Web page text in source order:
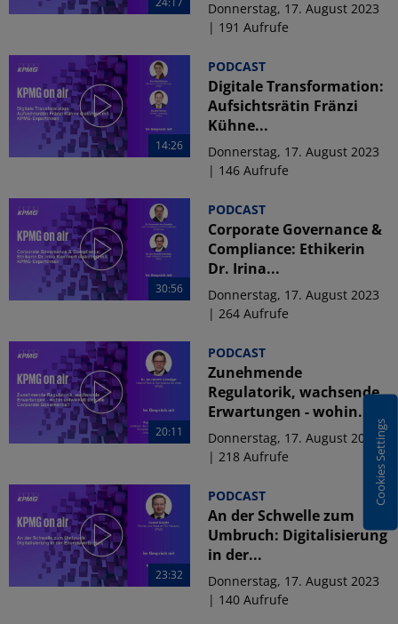
Donnerstag, 17. August 2023
| 191 Aufrufe
14:26
PODCAST
Digitale Transformation:
Aufsichtsrätin Fränzi
Kühne...
Donnerstag, 17. August 2023
| 146 Aufrufe
30:56
PODCAST
Corporate Governance &
Compliance: Ethikerin
Dr. Irina...
Donnerstag, 17. August 2023
| 264 Aufrufe
20:11
PODCAST
Zunehmende
Regulatorik, wachsende
Erwartungen - wohin...
Donnerstag, 17. August 2023
| 218 Aufrufe
23:32
PODCAST
An der Schwelle zum
Umbruch: Digitalisierung
in der...
Donnerstag, 17. August 2023
| 140 Aufrufe
Cookies Settings